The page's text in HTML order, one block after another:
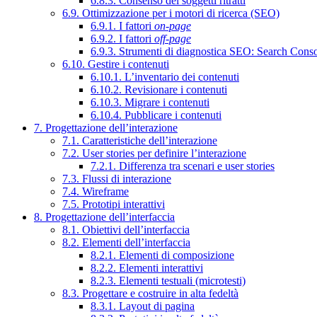
6.9. Ottimizzazione per i motori di ricerca (SEO)
6.9.1. I fattori on-page
6.9.2. I fattori off-page
6.9.3. Strumenti di diagnostica SEO: Search
6.10. Gestire i contenuti
6.10.1. L’inventario dei contenuti
6.10.2. Revisionare i contenuti
6.10.3. Migrare i contenuti
6.10.4. Pubblicare i contenuti
7. Progettazione dell’interazione
7.1. Caratteristiche dell’interazione
7.2. User stories per definire l’interazione
7.2.1. Differenza tra scenari e user stories
7.3. Flussi di interazione
7.4. Wireframe
7.5. Prototipi interattivi
8. Progettazione dell’interfaccia
8.1. Obiettivi dell’interfaccia
8.2. Elementi dell’interfaccia
8.2.1. Elementi di composizione
8.2.2. Elementi interattivi
8.2.3. Elementi testuali (microtesti)
8.3. Progettare e costruire in alta fedeltà
8.3.1. Layout di pagina